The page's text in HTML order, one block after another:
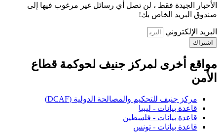
الأخبار الجيدة فقط ، لن تصل أي رسائل غير مرغوب فيها إلى
صندوق البريد الخاص بك!
البريد الإلكتروني
اشتراك
مواقع أخرى لمركز جنيف لحوكمة قطاع
الأمن
مركز جنيف للتحكيم والمصالحة الدولية (DCAF)
قاعدة بيانات - ليبيا
قاعدة بيانات - فلسطين
قاعدة بيانات - تونس